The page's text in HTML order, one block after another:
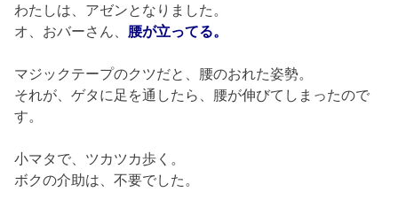
わたしは、アゼンとなりました。
オ、おバーさん、 腰が立ってる。
マジックテープのクツだと、腰のおれた姿勢。
それが、ゲタに足を通したら、腰が伸びてしまったので
す。
小マタで、ツカツカ歩く。
ボクの介助は、不要でした。